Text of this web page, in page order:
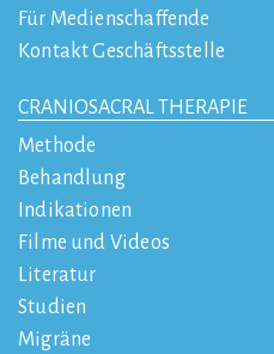
Für Medienschaffende
Kontakt Geschäftsstelle
CRANIOSACRAL THERAPIE
Methode
Behandlung
Indikationen
Filme und Videos
Literatur
Studien
Migräne